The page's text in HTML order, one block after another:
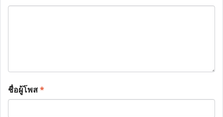
ชื่อผู้โพส*